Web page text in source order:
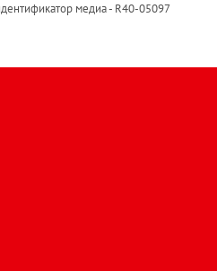
медиа - R40-05097